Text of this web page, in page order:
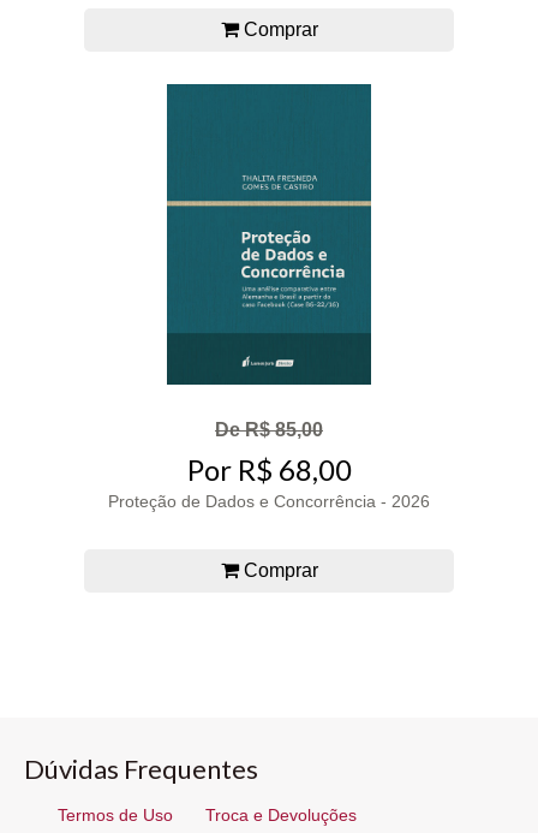
Comprar
De R$ 85,00
Por R$ 68,00
Proteção de Dados e Concorrência - 2026
Comprar
Dúvidas Frequentes
Termos de Uso Troca e Devoluções